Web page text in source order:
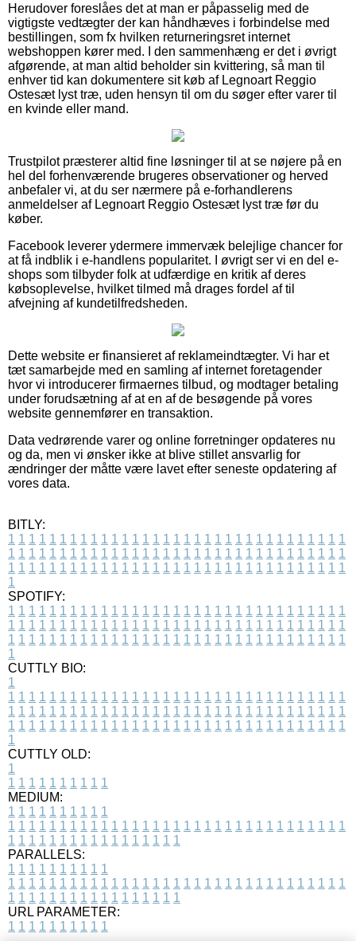
Herudover foreslåes det at man er påpasselig med de
vigtigste vedtægter der kan håndhæves i forbindelse med
bestillingen, som fx hvilken returneringsret internet
webshoppen kører med. I den sammenhæng er det i øvrigt
afgørende, at man altid beholder sin kvittering, så man til
enhver tid kan dokumentere sit køb af Legnoart Reggio
Ostesæt lyst træ, uden hensyn til om du søger efter varer til
en kvinde eller mand.
Trustpilot præsterer altid fine løsninger til at se nøjere på en
hel del forhenværende brugeres observationer og herved
anbefaler vi, at du ser nærmere på e-forhandlerens
anmeldelser af Legnoart Reggio Ostesæt lyst træ før du
køber.
Facebook leverer ydermere immervæk belejlige chancer for
at få indblik i e-handlens popularitet. I øvrigt ser vi en del e-
shops som tilbyder folk at udfærdige en kritik af deres
købsoplevelse, hvilket tilmed må drages fordel af til
afvejning af kundetilfredsheden.
Dette website er finansieret af reklameindtægter. Vi har et
tæt samarbejde med en samling af internet foretagender
hvor vi introducerer firmaernes tilbud, og modtager betaling
under forudsætning af at en af de besøgende på vores
website gennemfører en transaktion.
Data vedrørende varer og online forretninger opdateres nu
og da, men vi ønsker ikke at blive stillet ansvarlig for
ændringer der måtte være lavet efter seneste opdatering af
vores data.
BITLY:
1 1 1 1 1 1 1 1 1 1 1 1 1 1 1 1 1 1 1 1 1 1 1 1 1 1 1 1 1 1 1 1 1
1 1 1 1 1 1 1 1 1 1 1 1 1 1 1 1 1 1 1 1 1 1 1 1 1 1 1 1 1 1 1 1 1
1 1 1 1 1 1 1 1 1 1 1 1 1 1 1 1 1 1 1 1 1 1 1 1 1 1 1 1 1 1 1 1 1
1
SPOTIFY:
1 1 1 1 1 1 1 1 1 1 1 1 1 1 1 1 1 1 1 1 1 1 1 1 1 1 1 1 1 1 1 1 1
1 1 1 1 1 1 1 1 1 1 1 1 1 1 1 1 1 1 1 1 1 1 1 1 1 1 1 1 1 1 1 1 1
1 1 1 1 1 1 1 1 1 1 1 1 1 1 1 1 1 1 1 1 1 1 1 1 1 1 1 1 1 1 1 1 1
1
CUTTLY BIO:
1
1 1 1 1 1 1 1 1 1 1 1 1 1 1 1 1 1 1 1 1 1 1 1 1 1 1 1 1 1 1 1 1 1
1 1 1 1 1 1 1 1 1 1 1 1 1 1 1 1 1 1 1 1 1 1 1 1 1 1 1 1 1 1 1 1 1
1 1 1 1 1 1 1 1 1 1 1 1 1 1 1 1 1 1 1 1 1 1 1 1 1 1 1 1 1 1 1 1 1
1
CUTTLY OLD:
1
1 1 1 1 1 1 1 1 1 1
MEDIUM:
1 1 1 1 1 1 1 1 1 1
1 1 1 1 1 1 1 1 1 1 1 1 1 1 1 1 1 1 1 1 1 1 1 1 1 1 1 1 1 1 1 1 1
1 1 1 1 1 1 1 1 1 1 1 1 1 1 1 1 1
PARALLELS:
1 1 1 1 1 1 1 1 1 1
1 1 1 1 1 1 1 1 1 1 1 1 1 1 1 1 1 1 1 1 1 1 1 1 1 1 1 1 1 1 1 1 1
1 1 1 1 1 1 1 1 1 1 1 1 1 1 1 1 1
URL PARAMETER:
1 1 1 1 1 1 1 1 1 1